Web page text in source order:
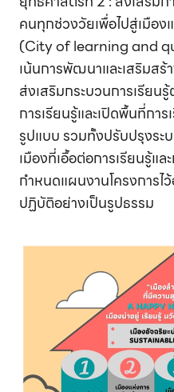
คนทุกช่วงวัยเพื่อไปสู่เมือ
(City of learning and
เน้นการพัฒนาและเสริมส
ส่งเสริมกระบวนการเรีย
การเรียนรู้และเปิดพื้นที่กา
รูปแบบ รวมทั้งปรับปรุงระ
เมืองที่เอื้อต่อการเรียนรู้แล
กำหนดแผนงานโครงการไ
ปฏิบัติอย่างเป็นรูปธรรม